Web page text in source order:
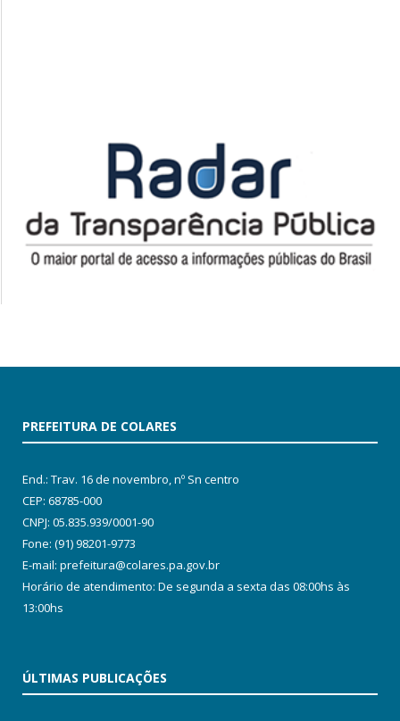
PREFEITURA DE COLARES
End.: Trav. 16 de novembro, nº Sn centro
CEP: 68785-000
CNPJ: 05.835.939/0001-90
Fone: (91) 98201-9773
E-mail: prefeitura@colares.pa.gov.br
Horário de atendimento: De segunda a sexta das 08:00hs às
13:00hs
ÚLTIMAS PUBLICAÇÕES